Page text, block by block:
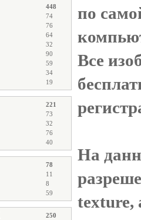
448
74
76
64
32
90
59
34
19
221
73
32
76
40
78
11
8
59
250
по
Все
На
texture,